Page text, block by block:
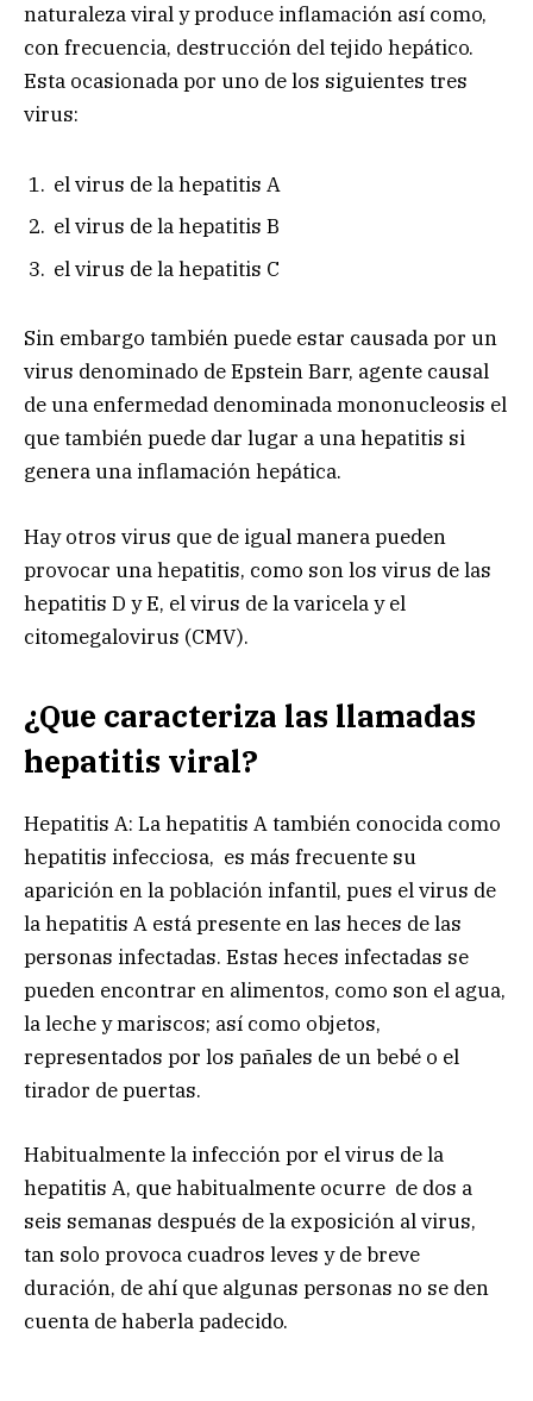
naturaleza viral y produce inflamación así como,
con frecuencia, destrucción del tejido hepático.
Esta ocasionada por uno de los siguientes tres
virus:
el virus de la hepatitis A
el virus de la hepatitis B
el virus de la hepatitis C
Sin embargo también puede estar causada por un
virus denominado de Epstein Barr, agente causal
de una enfermedad denominada mononucleosis el
que también puede dar lugar a una hepatitis si
genera una inflamación hepática.
Hay otros virus que de igual manera pueden
provocar una hepatitis, como son los virus de las
hepatitis D y E, el virus de la varicela y el
citomegalovirus (CMV).
¿Que caracteriza las llamadas
hepatitis viral?
Hepatitis A: La hepatitis A también conocida como
hepatitis infecciosa, es más frecuente su
aparición en la población infantil, pues el virus de
la hepatitis A está presente en las heces de las
personas infectadas. Estas heces infectadas se
pueden encontrar en alimentos, como son el agua,
la leche y mariscos; así como objetos,
representados por los pañales de un bebé o el
tirador de puertas.
Habitualmente la infección por el virus de la
hepatitis A, que habitualmente ocurre de dos a
seis semanas después de la exposición al virus,
tan solo provoca cuadros leves y de breve
duración, de ahí que algunas personas no se den
cuenta de haberla padecido.